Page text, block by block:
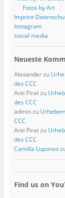
Fotos by Art
Imprint-
Instagram
social media
Neueste
Alexanderzu
des CCC
Anti Piratzu
des CCC
adminzu
CCC
Anti Piratzu
des CCC
Camilla Luponox
Find us on